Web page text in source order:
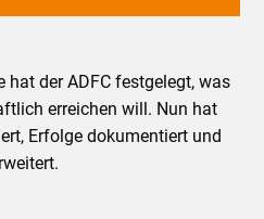
hat der ADFC festgelegt, was
erreichen will. Nun hat
Erfolge dokumentiert und